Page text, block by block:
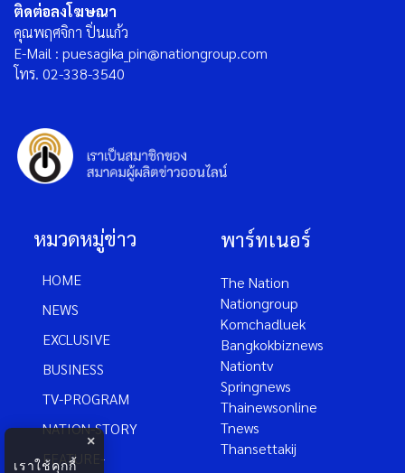
ติดต่อลงโฆษณา
คุณพฤศจิกา ปิ่นแก้ว
E-Mail : puesagika_pin@nationgroup.com
โทร. 02-338-3540
หมวดหมู่ข่าว
HOME
NEWS
EXCLUSIVE
BUSINESS
TV-PROGRAM
NATION-STORY
FEATURE-
พาร์ทเนอร์
The Nation
Nationgroup
Komchadluek
Bangkokbiznews
Nationtv
Springnews
Thainewsonline
Tnews
Thansettakij
×
เราใช้คุกกี้